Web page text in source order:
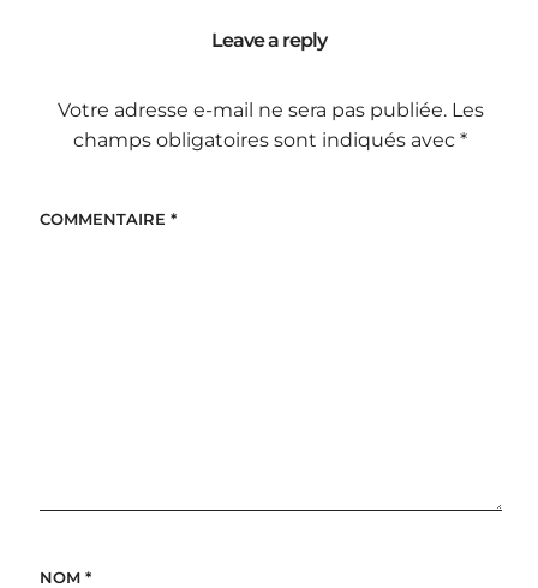
Leave a reply
Votre adresse e-mail ne sera pas publiée. Les
champs obligatoires sont indiqués avec*
COMMENTAIRE *
NOM *